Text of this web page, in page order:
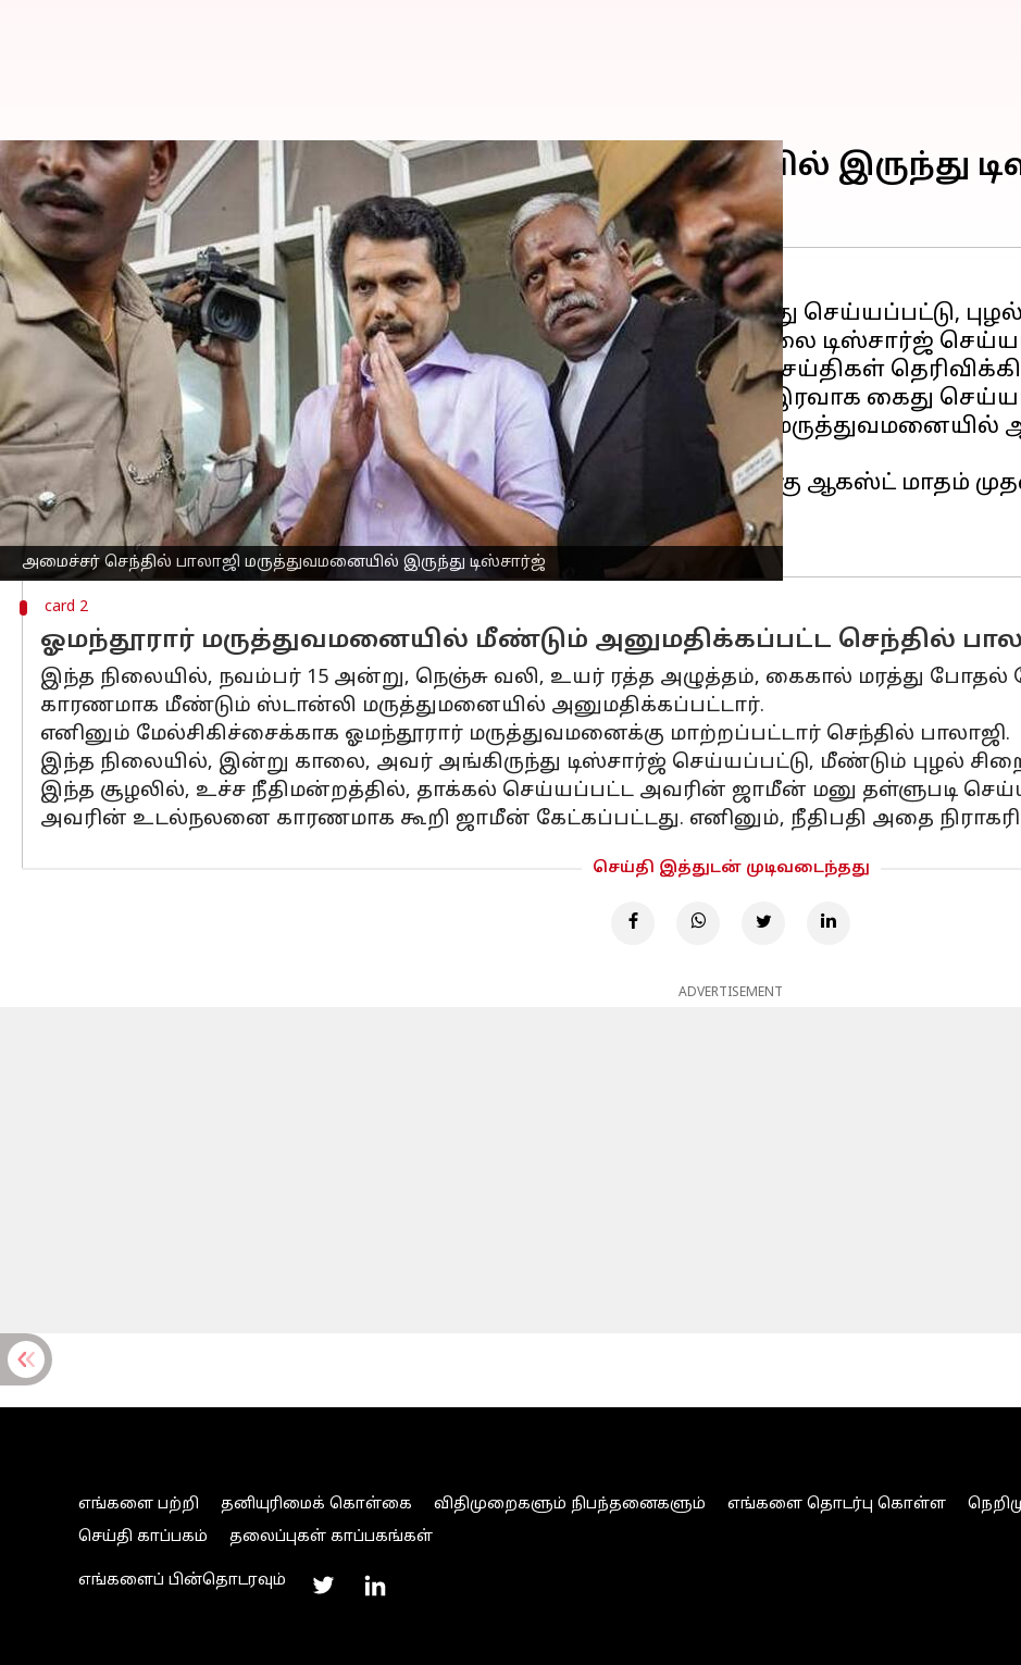
அமைச்சர் செந்தில் பாலாஜி மருத்துவமனையில் இருந்து டிஸ்சார்ஜ்
அமைச்சர் செந்தில் பாலாஜி மருத்துவமனையில் இருந்து
எழுதியவர் Venkatalakshmi V Dec 07, 2023 10:05 am
செய்தி முன்னோட்டம்
சட்டவிரோத பணபரிவர்தனைக்காக அமலாக்க துறையினரால்கைது செய்யப்பட்டு,
அமைச்சர் செந்தில் பாலாஜி, மருத்துவமனையிலிருந்து இன்று காலை டிஸ்சார்ஜ்
உடனே அவர் மீண்டும் புழல் சிறைக்குகொண்டுசெல்லப்பட்டதாக செய்திகள்
அமைச்சர் செந்தில் பாலாஜி கடந்த ஜூன் 14 -ஆம் தேதி இரவோடு இரவாக கைது
அதன் பின்னர் உடல்நிலை சரி இல்லாத காரணத்தால் ஓமந்தூரார்
அவர், பின்னர் காவேரி மருத்துவமனைக்கு மாற்றப்பட்டார்.
அங்கு ஒரு மாதம் வரை சிகிச்சை மேற்கொண்ட செந்தில் பாலாஜிக்கு ஆகஸ்ட் மாதம்
உத்தரவிடப்பட்டது.
card 2
ஓமந்தூரார் மருத்துவமனையில் மீண்டும் அனுமதிக்கப்பட்ட செந்தில்
இந்த நிலையில், நவம்பர் 15 அன்று, நெஞ்சு வலி, உயர் ரத்த அழுத்தம், கைகால் மரத்து
காரணமாக மீண்டும் ஸ்டான்லி மருத்துமனையில் அனுமதிக்கப்பட்டார்.
எனினும் மேல்சிகிச்சைக்காக ஓமந்தூரார் மருத்துவமனைக்கு மாற்றப்பட்டார் செந்தில் பாலாஜி.
இந்த நிலையில், இன்று காலை, அவர் அங்கிருந்து டிஸ்சார்ஜ் செய்யப்பட்டு, மீண்டும் புழல்
இந்த சூழலில், உச்ச நீதிமன்றத்தில், தாக்கல் செய்யப்பட்ட அவரின் ஜாமீன் மனு தள்ளுபடி
அவரின் உடல்நலனை காரணமாக கூறி ஜாமீன் கேட்கப்பட்டது. எனினும், நீதிபதி அதை
செய்தி இத்துடன் முடிவடைந்தது
ADVERTISEMENT
எங்களை பற்றி தனியுரிமைக் கொள்கை விதிமுறைகளும் நிபந்தனைகளும் எங்களை தொடர்பு கொள்ள
செய்தி காப்பகம்
தலைப்புகள் காப்பகங்கள்
எங்களைப் பின்தொடரவும்